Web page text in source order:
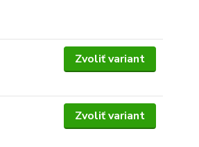
Zvoliť variant
Zvoliť variant